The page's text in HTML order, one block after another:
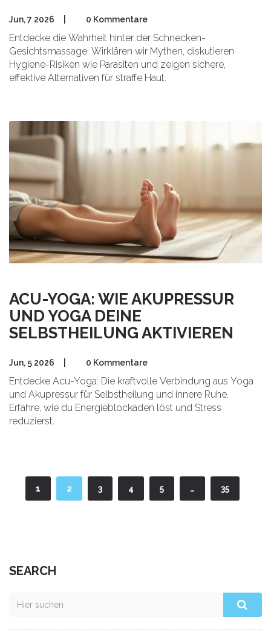
Jun, 7 2026 0 Kommentare
Entdecke die Wahrheit hinter der Schnecken-
Gesichtsmassage: Wirklären wir Mythen, diskutieren
Hygiene-Risiken wie Parasiten und zeigen sichere,
effektive Alternativen für straffe Haut.
ACU-YOGA: WIE AKUPRESSUR
UND YOGA DEINE
SELBSTHEILUNG AKTIVIEREN
Jun, 5 2026 0 Kommentare
Entdecke Acu-Yoga: Die kraftvolle Verbindung aus Yoga
und Akupressur für Selbstheilung und innere Ruhe.
Erfahre, wie du Energieblockaden löst und Stress
reduzierst.
1 2 3 4 5 … 35
SEARCH